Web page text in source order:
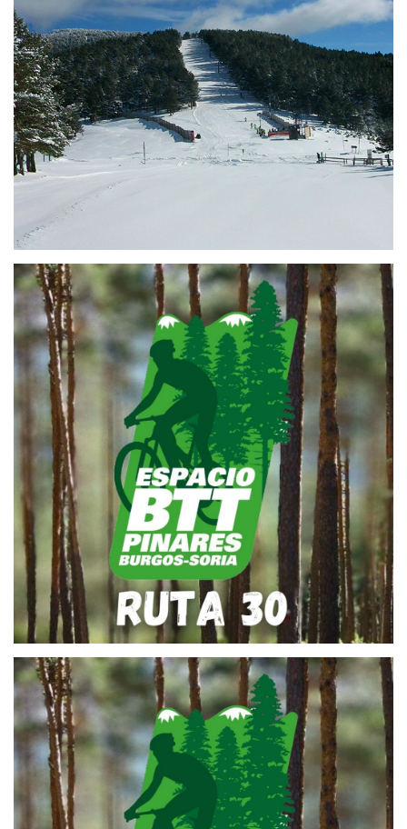
16 de diciembre de 2020
RUTA SANTA INÉS
26 de abril de 2022
RUTA BTT 30 – ARROYO DEL
PUERTO
26 de abril de 2022